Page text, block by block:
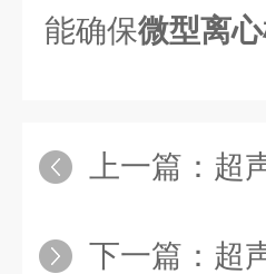
能确保微型离
上一篇： 超
下一篇： 超